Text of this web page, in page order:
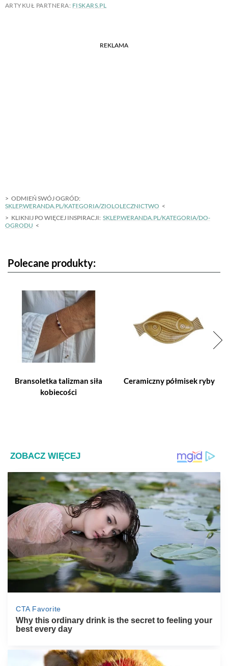
ARTYKUŁ PARTNERA: FISKARS.PL
REKLAMA
ODMIEŃ SWÓJ OGRÓD:
SKLEP.WERANDA.PL/KATEGORIA/ZIOLOLECZNICTWO
KLIKNIJ PO WIĘCEJ INSPIRACJI: SKLEP.WERANDA.PL/KATEGORIA/DO-
OGRODU
Polecane produkty:
Bransoletka talizman siła
kobiecości
Ceramiczny półmisek ryby